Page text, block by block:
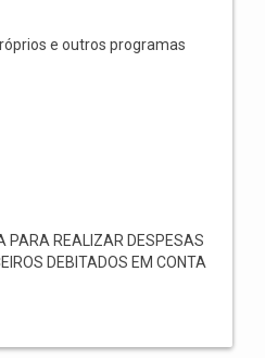
e outros programas
PARA REALIZAR DESPESAS
DEBITADOS EM CONTA